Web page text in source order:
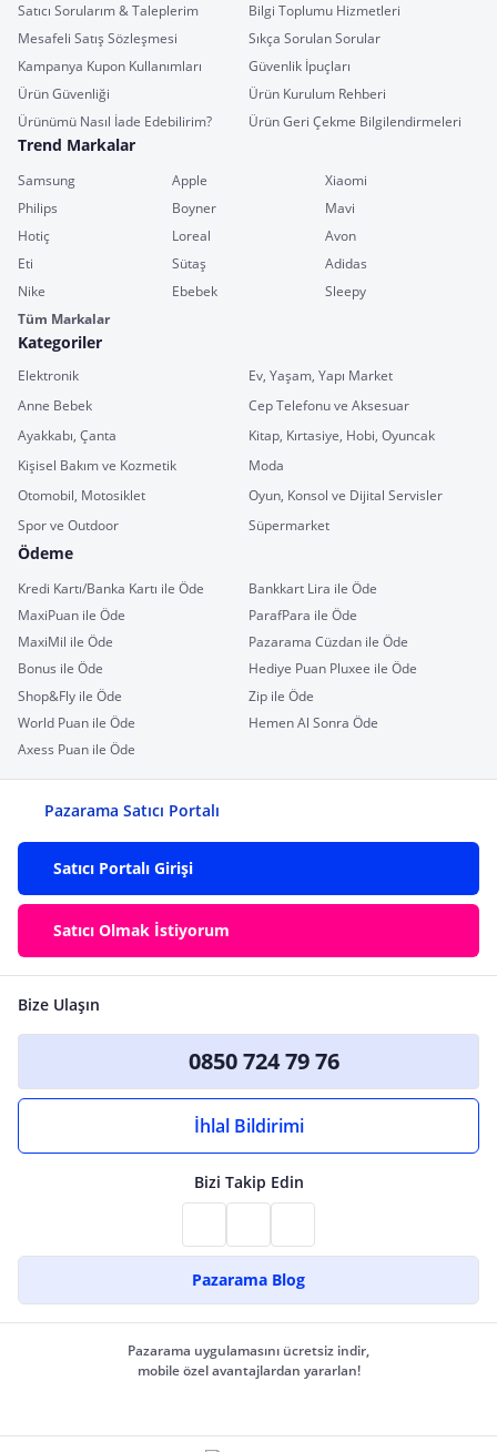
Satıcı Sorularım & Taleplerim
Bilgi Toplumu Hizmetleri
Mesafeli Satış Sözleşmesi
Sıkça Sorulan Sorular
Kampanya Kupon Kullanımları
Güvenlik İpuçları
Ürün Güvenliği
Ürün Kurulum Rehberi
Ürünümü Nasıl İade Edebilirim?
Ürün Geri Çekme Bilgilendirmeleri
Trend Markalar
Samsung Apple
Xiaomi
Philips
Boyner
Mavi
Hotiç
Loreal
Avon
Eti
Sütaş
Adidas
Nike
Ebebek
Sleepy
Tüm Markalar
Kategoriler
Elektronik
Ev, Yaşam, Yapı Market
Anne Bebek
Cep Telefonu ve Aksesuar
Ayakkabı, Çanta
Kitap, Kırtasiye, Hobi, Oyuncak
Kişisel Bakım ve Kozmetik
Moda
Otomobil, Motosiklet
Oyun, Konsol ve Dijital Servisler
Spor ve Outdoor
Süpermarket
Ödeme
Kredi Kartı/Banka Kartı ile Öde
Bankkart Lira ile Öde
MaxiPuan ile Öde
ParafPara ile Öde
MaxiMil ile Öde
Pazarama Cüzdan ile Öde
Bonus ile Öde
Hediye Puan Pluxee ile Öde
Shop&Fly ile Öde
Zip ile Öde
World Puan ile Öde
Hemen Al Sonra Öde
Axess Puan ile Öde
Pazarama Satıcı Portalı
Satıcı Portalı Girişi
Satıcı Olmak İstiyorum
Bize Ulaşın
0850 724 79 76
İhlal Bildirimi
Bizi Takip Edin
Pazarama Blog
Pazarama uygulamasını ücretsiz indir,
mobile özel avantajlardan yararlan!